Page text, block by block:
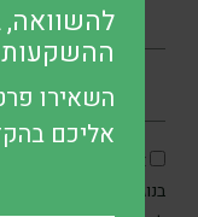
בנוגע לפנייתי, וכן
להשוואה,
ההשקעות
השאירו
אליכם